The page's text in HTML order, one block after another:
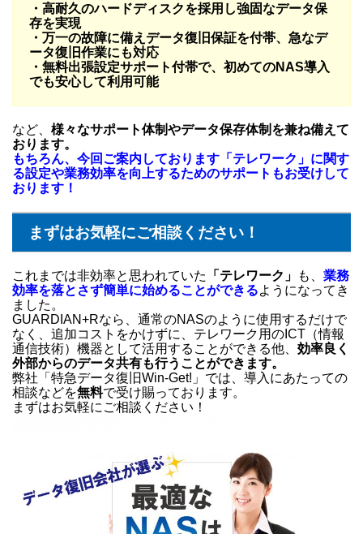
・高耐久のハードディスクを採用し強固なデータ保
存を実現
・万一の故障に備えデータ復旧保証を付帯、急なデ
ータ復旧作業にも対応
・無料出張設定サポート付帯で、初めてのNAS導入
でも安心して利用可能
など、 様々なサポート体制やデータ保存体制を兼ね備えて
おります。
もちろん、今回ご案内しております「テレワーク」に関す
る設定や業務効率を向上するためのサポートもお受けして
おります！
まずはお気軽にご相談ください！
これまでは非効率と思われていた 「テレワーク」 も、 業務
効率を落とさず簡単に始めることができるようになってき
ました。
GUARDIAN+Rなら、通常のNASのように使用するだけで
なく、追加コストをかけずに、テレワーク用のICT（情報
通信技術）機器として活用することができる他、 効率良く
外部からのデータ共有も行うことができます。
弊社「特急データ復旧Win-Get!」では、導入にあたっての
相談などを無料で受け賜っております。
まずはお気軽にご相談ください！